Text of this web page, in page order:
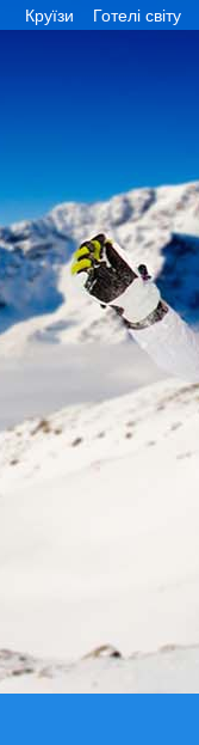
Круїзи Готелі світу